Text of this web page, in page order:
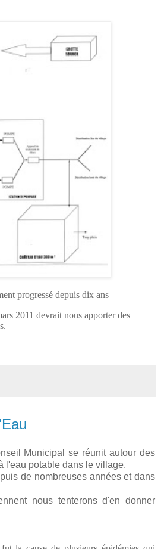
progressé depuis dix ans
2011 devrait nous apporter des
Municipal se réunit autour des
l'eau potable dans le village.
de nombreuses années et dans
nous tenterons d'en donner